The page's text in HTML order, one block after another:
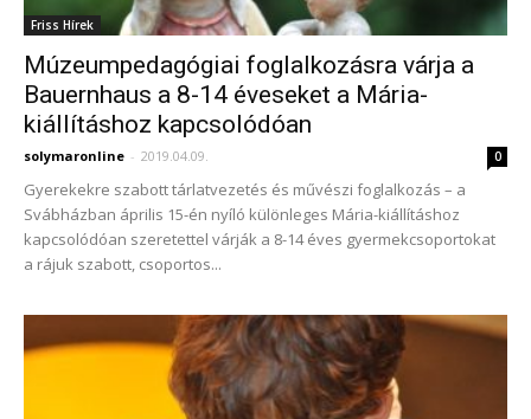
Friss Hírek
Múzeumpedagógiai foglalkozásra várja a
Bauernhaus a 8-14 éveseket a Mária-
kiállításhoz kapcsolódóan
solymaronline - 2019.04.09. 0
Gyerekekre szabott tárlatvezetés és művészi foglalkozás – a
Svábházban április 15-én nyíló különleges Mária-kiállításhoz
kapcsolódóan szeretettel várják a 8-14 éves gyermekcsoportokat
a rájuk szabott, csoportos...